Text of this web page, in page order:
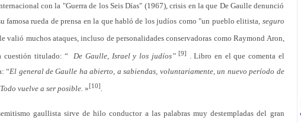
con la "Guerra de los Seis Días" (1967), crisis en la que De Gaulle denunció
famosa rueda de prensa en la que habló de los judíos como "un pueblo elitista , seguro
valió muchos ataques, incluso de personalidades conservadoras como Raymond Aron,
cuestión titulado: “ De Gaulle, Israel y los judíos”[9]
. Libro en el que comenta el
“El general de Gaulle ha abierto, a sabiendas, voluntariamente, un nuevo período de
vuelve a ser posible. »[10]
gaullista sirve de hilo conductor a las palabras muy destempladas del gran